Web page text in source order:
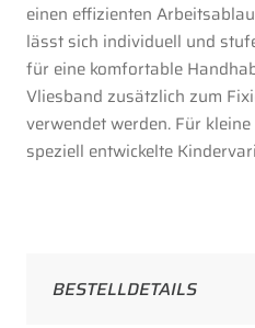
einen effizienten
lässt sich individuell und
für eine komfortable
Vliesband zusätzlich zum
verwendet werden. Für
speziell entwickelte
BESTELLDETAILS